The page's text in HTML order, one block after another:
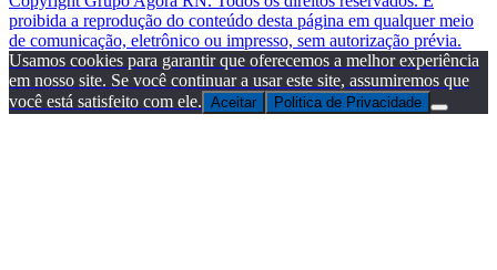
proibida a reprodução do conteúdo desta página em qualquer meio
de comunicação, eletrônico ou impresso, sem autorização prévia.
Usamos cookies para garantir que oferecemos a melhor experiência
em nosso site. Se você continuar a usar este site, assumiremos que
você está satisfeito com ele. Aceitar Politica de Privacidade